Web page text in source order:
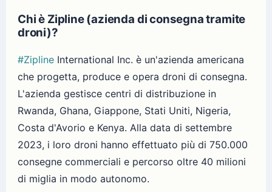
Chi è Zipline (azienda di consegna tramite
droni)?
#Zipline International Inc. è un'azienda americana
che progetta, produce e opera droni di consegna.
L'azienda gestisce centri di distribuzione in
Rwanda, Ghana, Giappone, Stati Uniti, Nigeria,
Costa d'Avorio e Kenya. Alla data di settembre
2023, i loro droni hanno effettuato più di 750.000
consegne commerciali e percorso oltre 40 milioni
di miglia in modo autonomo.